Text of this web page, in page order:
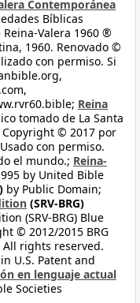
Contemporánea
Bíblicas
Reina-Valera 1960 ®
1960. Renovado ©
con permiso. Si
Reina
tomado de La Santa
Copyright © 2017 por
con permiso.
el mundo.; Reina-
by United Bible
by Public Domain;
(SRV-BRG)
(SRV-BRG) Blue
© 2012/2015 BRG
rights reserved.
U.S. Patent and
en lenguaje actual
Societies